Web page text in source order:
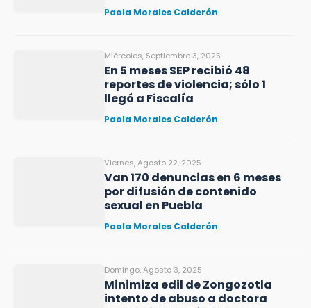
Paola Morales Calderón
Miércoles, Septiembre 3, 2025
En 5 meses SEP recibió 48
reportes de violencia; sólo 1
llegó a Fiscalía
Paola Morales Calderón
Viernes, Agosto 22, 2025
Van 170 denuncias en 6 meses
por difusión de contenido
sexual en Puebla
Paola Morales Calderón
Domingo, Agosto 3, 2025
Minimiza edil de Zongozotla
intento de abuso a doctora